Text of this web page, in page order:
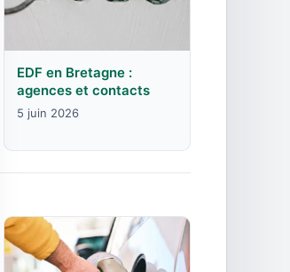
EDF en Bretagne :
agences et contacts
5 juin 2026